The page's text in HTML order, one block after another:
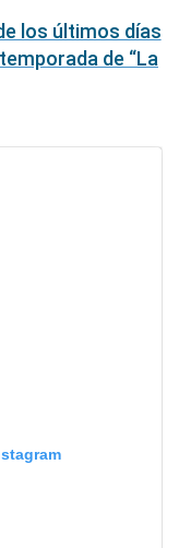
los últimos días
de “La